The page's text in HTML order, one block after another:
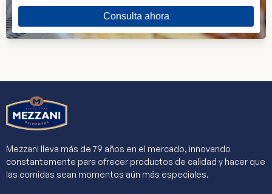
Consulta ahora
Mezzani lleva más de 79 años en el mercado, innovando
constantemente para ofrecer productos de calidad y hacer que
las comidas sean momentos aún más especiales.